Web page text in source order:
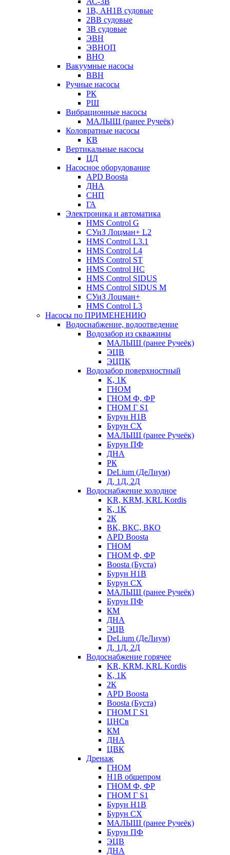
1В, АН1В судовые
2ВВ судовые
3В судовые
ЭВН
ЭВНОП
ВНО
Вакуумные насосы
ВВН
Ручные насосы
РК
РШ
Вибрационные насосы
МАЛЫШ (ранее Ручеёк)
Коловратные насосы
КВ
Вертикальные насосы
ЦД
Насосное оборудование
APD Boosta
ДНА
СНП
ГА
Электроника и автоматика
HMS Control G
СУиЗ Лоцман+ L2
HMS Control L3.1
HMS Control L4
HMS Control ST
HMS Control HC
HMS Control SIDUS
HMS Control SIDUS M
СУиЗ Лоцман+
HMS Control L3
Насосы по ПРИМЕНЕНИЮ
Водоснабжение, водоотведение
Водозабор из скважины
МАЛЫШ (ранее Ручеёк)
ЭЦВ
ЭЦПК
Водозабор поверхностный
К, 1К
ГНОМ
ГНОМ Ф, ФР
ГНОМ Г S1
Бурун Н1В
Бурун СХ
МАЛЫШ (ранее Ручеёк)
Бурун ПФ
ДНА
РК
DeLium (ДеЛиум)
Д, 1Д, 2Д
Водоснабжение холодное
KR, KRM, KRL Kordis
К, 1К
2К
ВК, ВКС, ВКО
APD Boosta
ГНОМ
ГНОМ Ф, ФР
Boosta (Буста)
Бурун Н1В
Бурун СХ
МАЛЫШ (ранее Ручеёк)
Бурун ПФ
КМ
ДНА
ЭЦВ
DeLium (ДеЛиум)
Д, 1Д, 2Д
Водоснабжение горячее
KR, KRM, KRL Kordis
К, 1К
2К
APD Boosta
Boosta (Буста)
ГНОМ Г S1
ЦНСв
КМ
ДНА
ЦВК
Дренаж
ГНОМ
Н1В общепром
ГНОМ Ф, ФР
ГНОМ Г S1
Бурун Н1В
Бурун СХ
МАЛЫШ (ранее Ручеёк)
Бурун ПФ
ЭЦВ
ДНА